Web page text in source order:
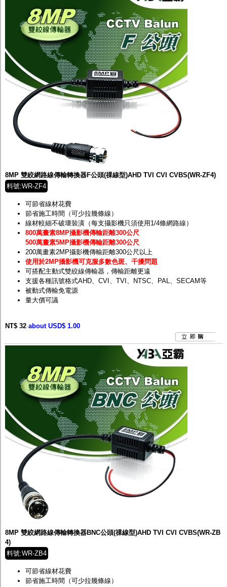
8MP 雙絞網路線傳輸轉換器F公頭(祼線型)AHD TVI CVI CVBS(WR-ZF4)
料號:WR-ZF4
可節省線材花費
節省施工時間（可少拉幾條線）
線材較細不破壞裝潢（每支攝影機只須使用1/4條網路線）
800萬畫素8MP攝影機傳輸距離300公尺
500萬畫素5MP攝影機傳輸距離300公尺
200萬畫素2MP攝影機傳輸距離300公尺以上
使用於2MP攝影機可克服多數色斑、干擾問題
可搭配主動式雙絞線傳輸器，傳輸距離更遠
支援各種訊號格式AHD、CVI、TVI、NTSC、PAL、SECAM等
被動式傳輸免電源
量大價可議
NT$ 32 about USD$ 1.00
8MP 雙絞網路線傳輸轉換器BNC公頭(祼線型)AHD TVI CVI CVBS(WR-ZB
4)
料號:WR-ZB4
可節省線材花費
節省施工時間（可少拉幾條線）